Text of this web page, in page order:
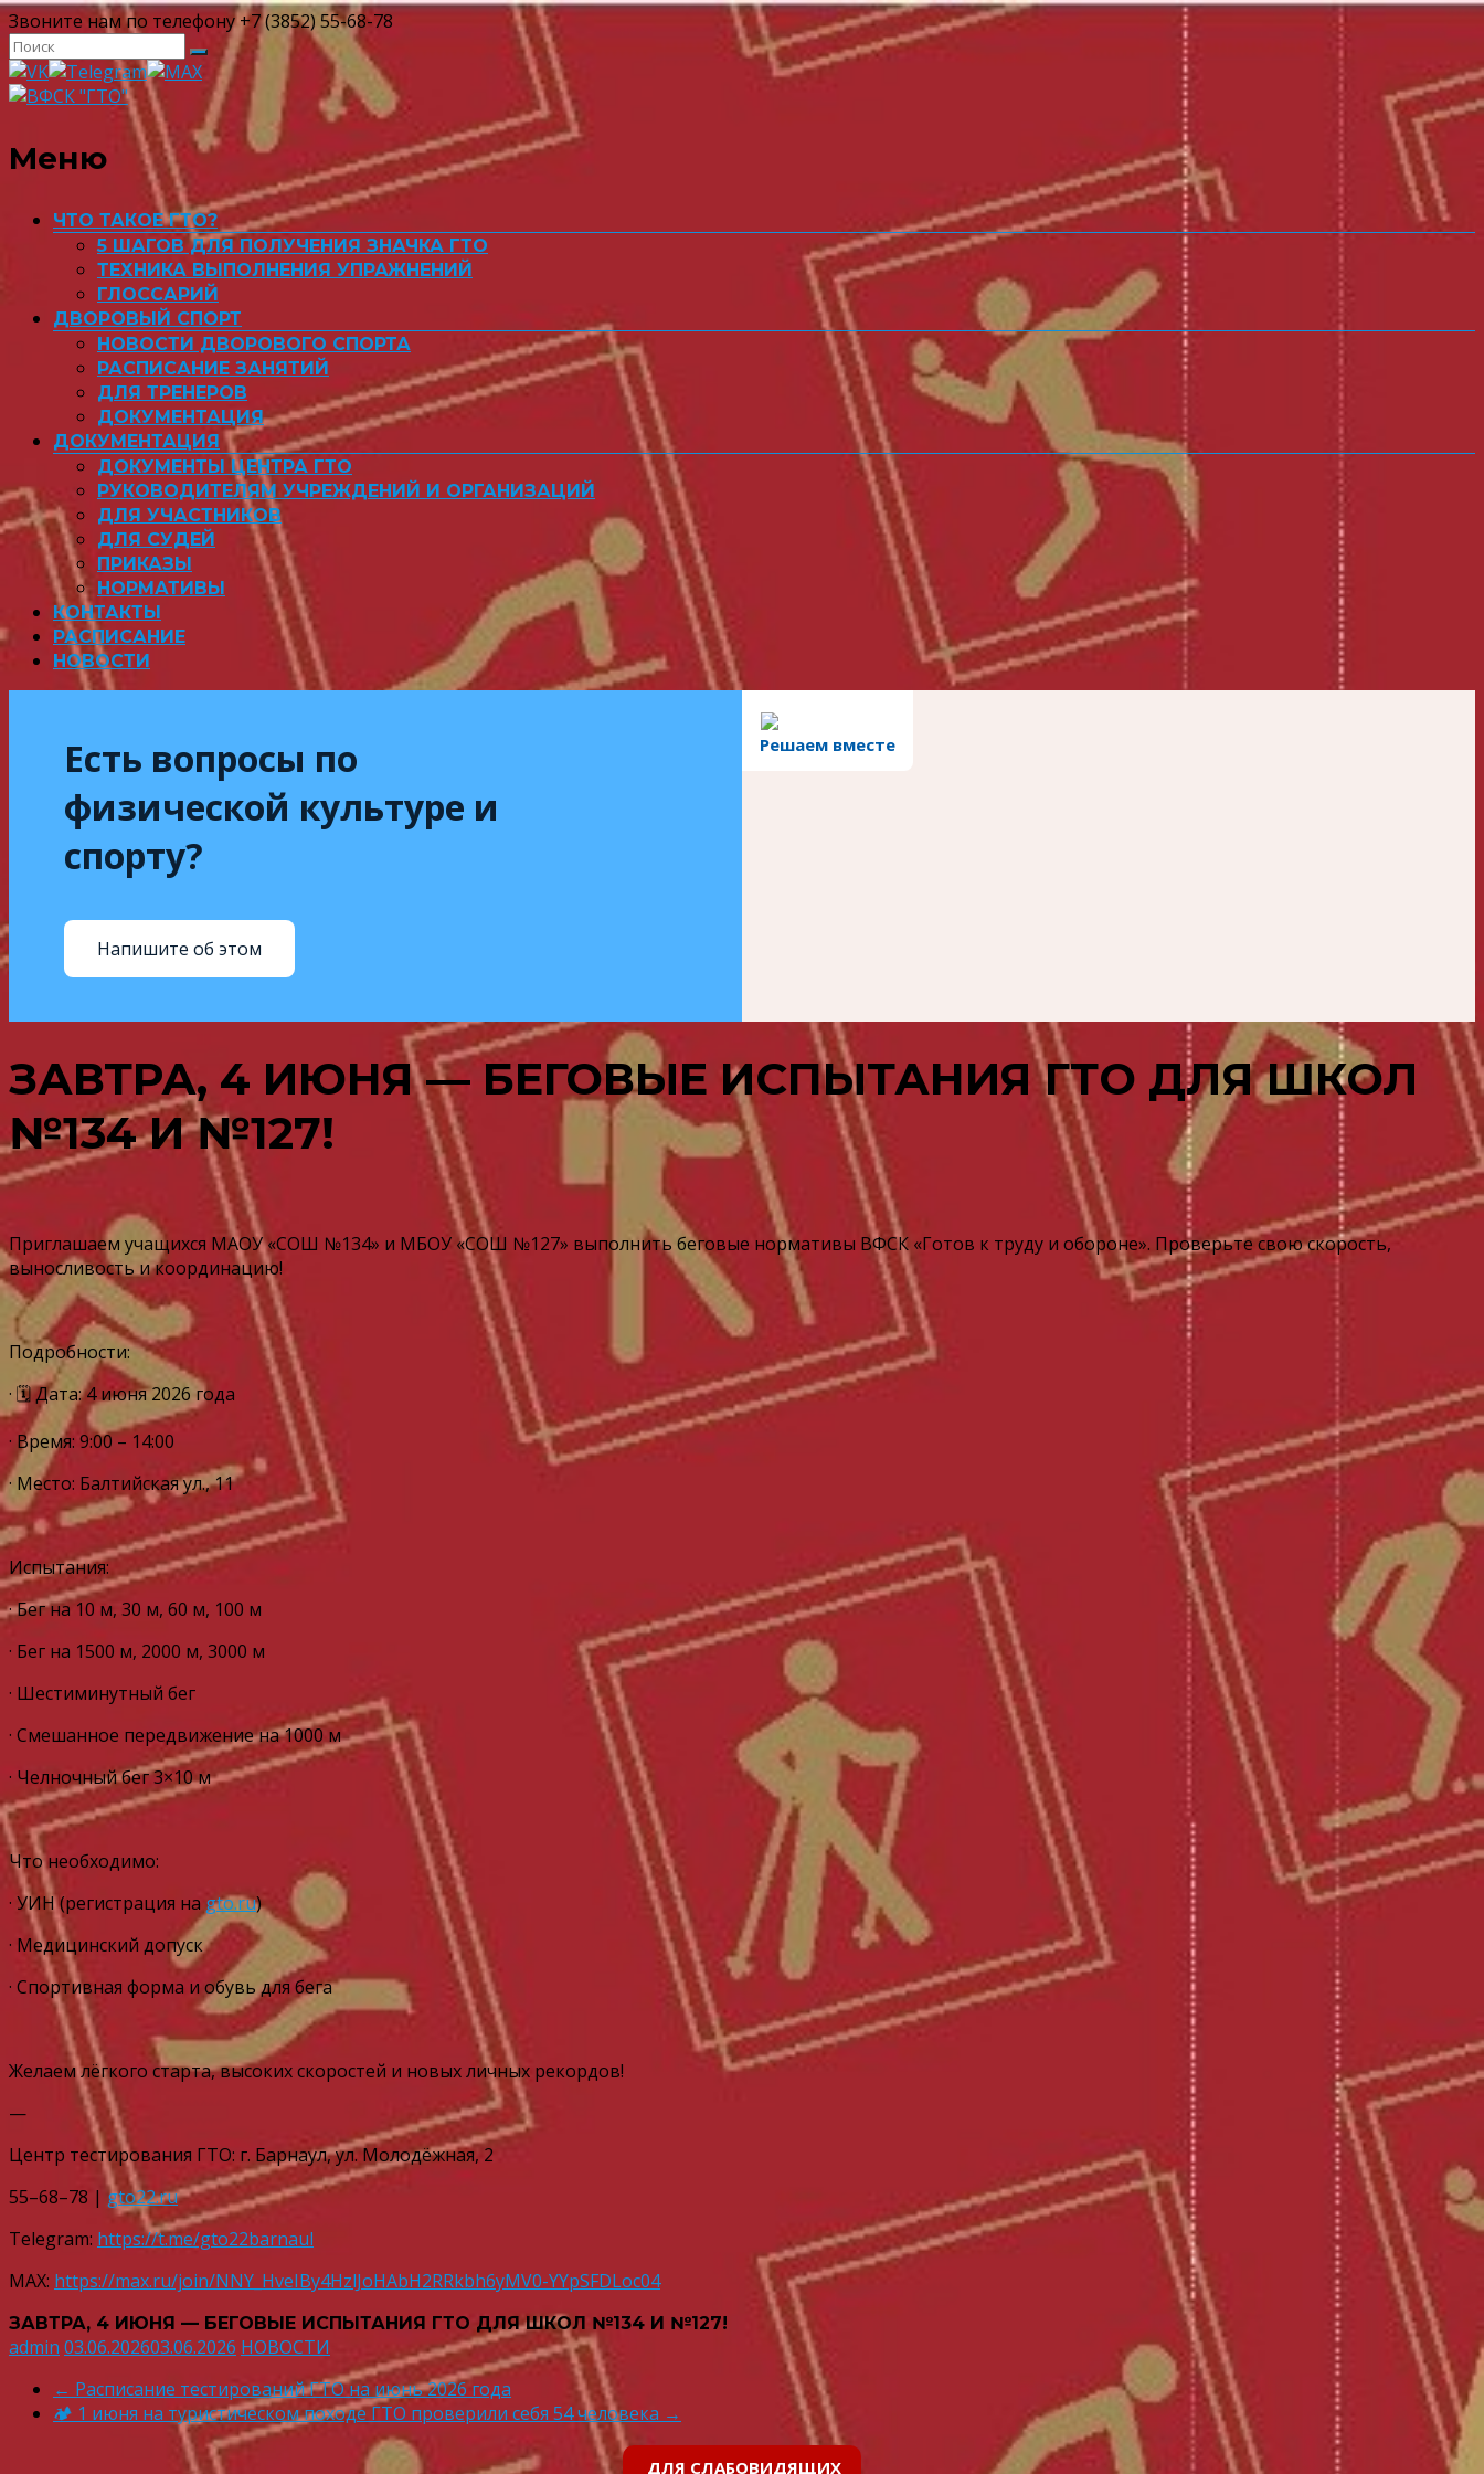
Звоните нам по телефону +7 (3852) 55-68-78
ВФСК "ГТО"
Меню
ЧТО ТАКОЕ ГТО?
5 ШАГОВ ДЛЯ ПОЛУЧЕНИЯ ЗНАЧКА ГТО
ТЕХНИКА ВЫПОЛНЕНИЯ УПРАЖНЕНИЙ
ГЛОССАРИЙ
ДВОРОВЫЙ СПОРТ
НОВОСТИ ДВОРОВОГО СПОРТА
РАСПИСАНИЕ ЗАНЯТИЙ
ДЛЯ ТРЕНЕРОВ
ДОКУМЕНТАЦИЯ
ДОКУМЕНТАЦИЯ
ДОКУМЕНТЫ ЦЕНТРА ГТО
РУКОВОДИТЕЛЯМ УЧРЕЖДЕНИЙ И ОРГАНИЗАЦИЙ
ДЛЯ УЧАСТНИКОВ
ДЛЯ СУДЕЙ
ПРИКАЗЫ
НОРМАТИВЫ
КОНТАКТЫ
РАСПИСАНИЕ
НОВОСТИ
Решаем вместе
Есть вопросы по
физической культуре и
спорту?
Напишите об этом
ЗАВТРА, 4 ИЮНЯ — БЕГОВЫЕ ИСПЫТАНИЯ ГТО ДЛЯ ШКОЛ
№134 И №127!
Приглашаем учащихся МАОУ «СОШ №134» и МБОУ «СОШ №127» выполнить беговые нормативы ВФСК «Готов к труду и обороне». Проверьте свою скорость,
выносливость и координацию!
Подробности:
· 🗓 Дата: 4 июня 2026 года
· Время: 9:00 – 14:00
· Место: Балтийская ул., 11
Испытания:
· Бег на 10 м, 30 м, 60 м, 100 м
· Бег на 1500 м, 2000 м, 3000 м
· Шестиминутный бег
· Смешанное передвижение на 1000 м
· Челночный бег 3×10 м
Что необходимо:
· УИН (регистрация наgto.ru)
· Медицинский допуск
· Спортивная форма и обувь для бега
Желаем лёгкого старта, высоких скоростей и новых личных рекордов!
—
Центр тестирования ГТО: г. Барнаул, ул. Молодёжная, 2
55–68–78 | gto22.ru
Telegram: https://t.me/gto22barnaul
MAX: https://max.ru/join/NNY_HveIBy4HzlJoHAbH2RRkbh6yMV0-YYpSFDLoc04
ЗАВТРА, 4 ИЮНЯ — БЕГОВЫЕ ИСПЫТАНИЯ ГТО ДЛЯ ШКОЛ №134 И №127!
admin 03.06.202603.06.2026 НОВОСТИ
← Расписание тестирований ГТО на июнь 2026 года
🏕️ 1 июня на туристическом походе ГТО проверили себя 54 человека →
ДЛЯ СЛАБОВИДЯЩИХ